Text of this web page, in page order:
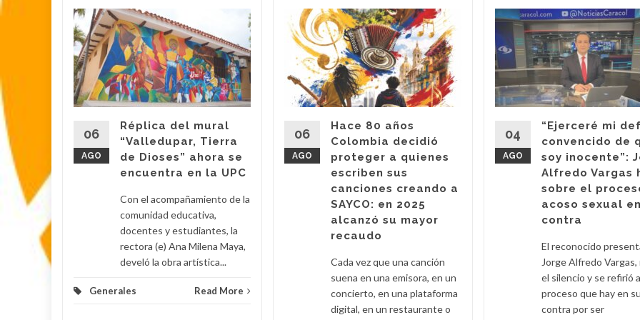
06
AGO
Réplica del mural
“Valledupar, Tierra
de Dioses” ahora se
encuentra en la UPC
Con el acompañamiento de la
comunidad educativa,
docentes y estudiantes, la
rectora (e) Ana Milena Maya,
develó la obra artística...
Generales Read More
06
AGO
Hace 80 años
Colombia decidió
proteger a quienes
escriben sus
canciones creando a
SAYCO: en 2025
alcanzó su mayor
recaudo
Cada vez que una canción
suena en una emisora, en un
concierto, en una plataforma
digital, en un restaurante o
04
AGO
“Ejerceré mi
convencido de
soy inocente”:
Alfredo Vargas
sobre el
acoso sexual
contra
El reconocido
Jorge Alfredo Vargas,
el silencio y se refirió
proceso que hay en su
contra por ser